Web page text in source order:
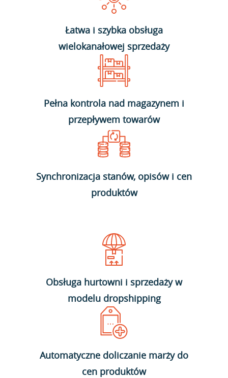
Łatwa i szybka obsługa
wielokanałowej sprzedaży
Pełna kontrola nad magazynem i
przepływem towarów
Synchronizacja stanów, opisów i cen
produktów
Obsługa hurtowni i sprzedaży w
modelu dropshipping
Automatyczne doliczanie marży do
cen produktów